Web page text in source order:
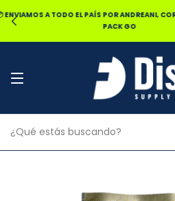
🔥20% OFF POR TRANSFERENCIA | 25%